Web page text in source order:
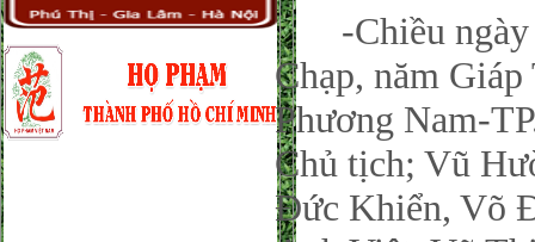
-Chiều ngày
Chạp, năm
Phương Nam-
Chủ tịch; Vũ
Đức Khiển, Võ